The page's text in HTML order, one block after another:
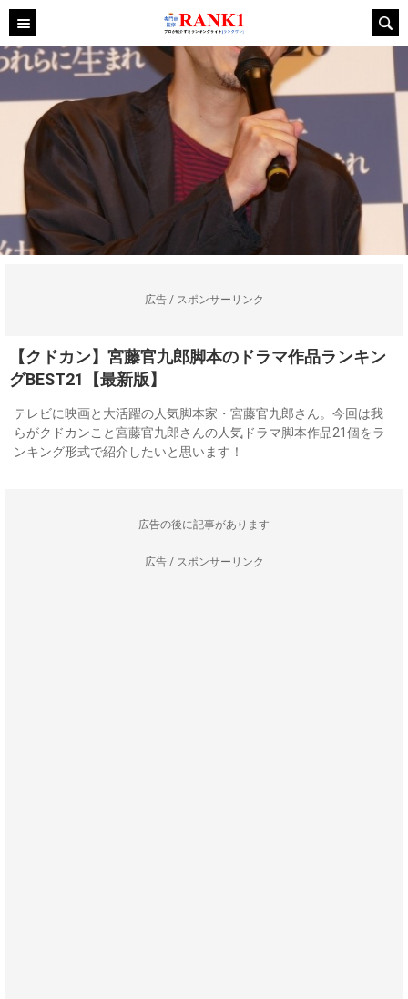
広告 / スポンサーリンク
【クドカン】宮藤官九郎脚本のドラマ作品ランキン
グBEST21【最新版】
テレビに映画と大活躍の人気脚本家・宮藤官九郎さん。今回は我
らがクドカンこと宮藤官九郎さんの人気ドラマ脚本作品21個をラ
ンキング形式で紹介したいと思います！
--------------------広告の後に記事があります--------------------
広告 / スポンサーリンク